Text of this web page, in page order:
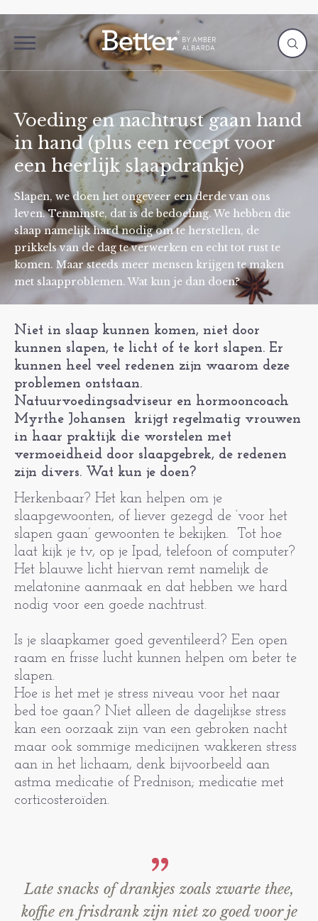
Voeding en nachtrust gaan hand
in hand (plus een recept voor
een heerlijk slaapdrankje)
Slapen, we doen het ongeveer een derde van ons
leven. Tenminste, dat is de bedoeling. We hebben die
slaap namelijk hard nodig om te herstellen, de
prikkels van de dag te verwerken en echt tot rust te
komen. Maar steeds meer mensen krijgen te maken
met slaapproblemen. Wat kun je dan doen?
Niet in slaap kunnen komen, niet door
kunnen slapen, te licht of te kort slapen. Er
kunnen heel veel redenen zijn waarom deze
problemen ontstaan.
Natuurvoedingsadviseur en hormooncoach
Myrthe Johansen krijgt regelmatig vrouwen
in haar praktijk die worstelen met
vermoeidheid door slaapgebrek, de redenen
zijn divers. Wat kun je doen?
Herkenbaar? Het kan helpen om je
slaapgewoonten, of liever gezegd de ‘voor het
slapen gaan’ gewoonten te bekijken. Tot hoe
laat kijk je tv, op je Ipad, telefoon of computer?
Het blauwe licht hiervan remt namelijk de
melatonine aanmaak en dat hebben we hard
nodig voor een goede nachtrust.
Is je slaapkamer goed geventileerd? Een open
raam en frisse lucht kunnen helpen om beter te
slapen.
Hoe is het met je stress niveau voor het naar
bed toe gaan? Niet alleen de dagelijkse stress
kan een oorzaak zijn van een gebroken nacht
maar ook sommige medicijnen wakkeren stress
aan in het lichaam, denk bijvoorbeeld aan
astma medicatie of Prednison; medicatie met
corticosteroïden.
Late snacks of drankjes zoals zwarte thee,
koffie en frisdrank zijn niet zo goed voor je